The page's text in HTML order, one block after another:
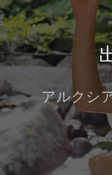
アルクシ
2010.03：WISH
2009.09：伊勢湾